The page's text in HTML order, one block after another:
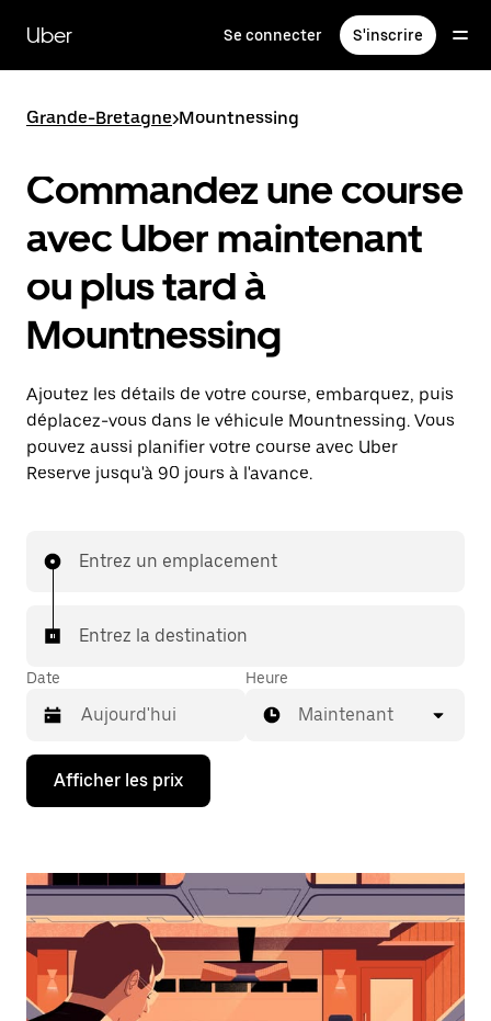
contenu
principal
Uber Se connecter S'inscrire
Grande-Bretagne>Mountnessing
Commandez une course
avec Uber maintenant
ou plus tard à
Mountnessing
Ajoutez les détails de votre course, embarquez, puis
déplacez-vous dans le véhicule Mountnessing. Vous
pouvez aussi planifier votre course avec Uber
Reserve jusqu'à 90 jours à l'avance.
Entrez un emplacement
Entrez la destination
Date
Appuyez
la
bas
interagir
avec
calendrier
et
Heure
Maintenant
Afficher les prix